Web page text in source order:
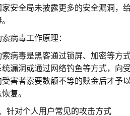
家安全局未披露更多的安全漏洞，
毒工作原理：
毒是黑客通过锁屏、加密等方式
漏洞或通过网络钓鱼等方式，向
受害者索要数额不等的赎金后才予
复。
对个人用户常见的攻击方式